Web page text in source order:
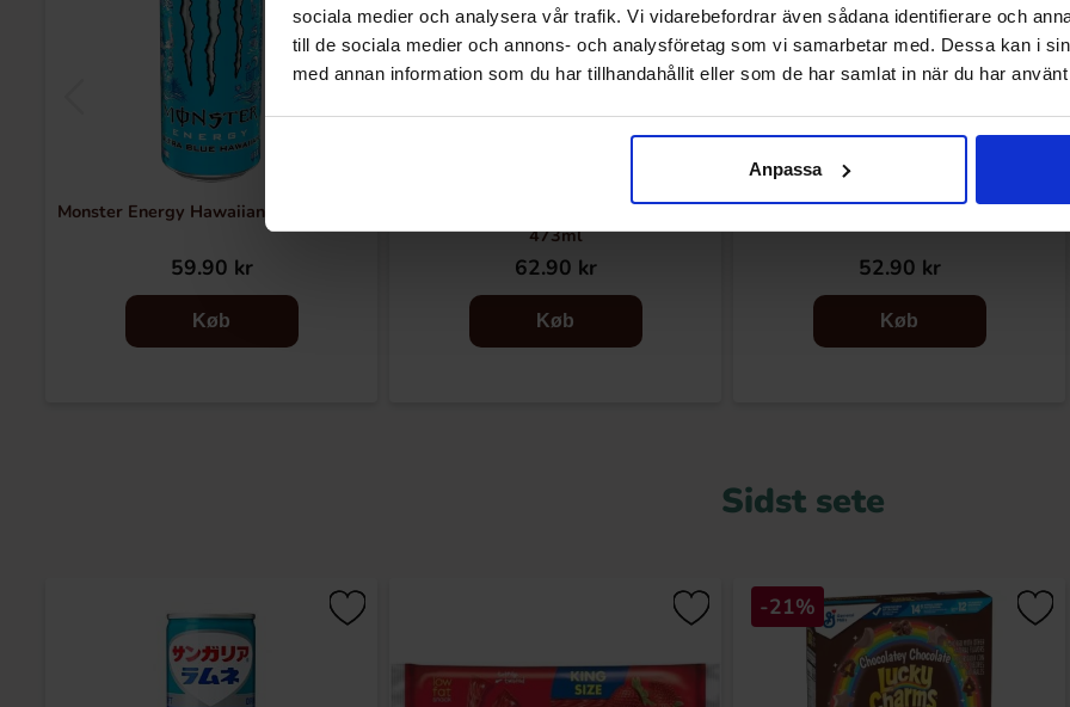
sociala medier och analysera vår trafik. Vi vidarebefordrar även sådana identifierare och
till de sociala medier och annons- och analysföretag som vi samarbetar med. Dessa kan i
med annan information som du har tillhandahållit eller som de har samlat in när du har
Anpassa
Monster Energy Hawaiian Blue 473ml
59.90 kr
Køb
Monster Energy Juice Voodoo Grape
473ml
62.90 kr
Køb
Monster Energy Ultra Vice Guava 473ml
52.90 kr
Køb
Sidst sete
-21%